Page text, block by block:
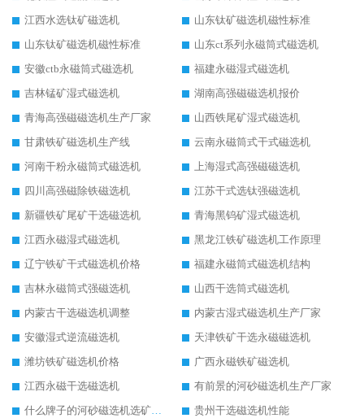
江西水选钛矿磁选机
山东钛矿磁选机磁性标准
山东钛矿磁选机磁性标准
山东ct系列永磁筒式磁选机
安徽ctb永磁筒式磁选机
福建永磁湿式磁选机
吉林锰矿湿式磁选机
湖南高强磁磁选机报价
青海高强磁磁选机生产厂家
山西铁尾矿湿式磁选机
甘肃铁矿磁选机生产线
云南永磁筒式干式磁选机
河南干粉永磁筒式磁选机
上海湿式高强磁磁选机
四川高强磁除铁磁选机
江苏干式选钛强磁选机
新疆铁矿尾矿干选磁选机
青海黑钨矿湿式磁选机
江西永磁湿式磁选机
黑龙江铁矿磁选机工作原理
辽宁铁矿干式磁选机价格
福建永磁筒式磁选机结构
吉林永磁筒式强磁选机
山西干选筒式磁选机
内蒙古干选磁选机调整
内蒙古湿式磁选机生产厂家
安徽湿式逆流磁选机
天津铁矿干选永磁磁选机
潍坊铁矿磁选机价格
广西永磁铁矿磁选机
江西永磁干选磁选机
有前景的河砂磁选机生产厂家
什么牌子的河砂磁选机选矿效果好
贵州干选磁选机性能